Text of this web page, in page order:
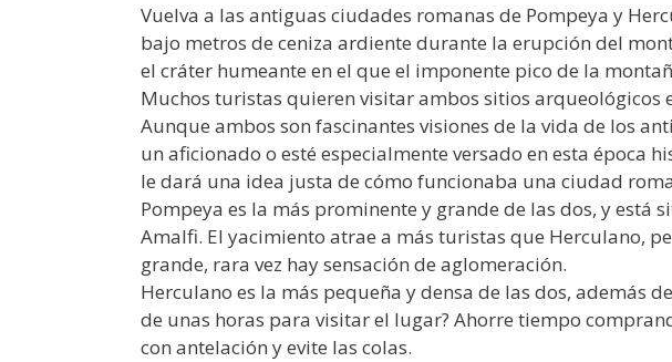
Vuelva a las antiguas ciudades romanas de Pompeya y
bajo metros de ceniza ardiente durante la erupción del
el cráter humeante en el que el imponente pico de la
Muchos turistas quieren visitar ambos sitios arqueológicos
Aunque ambos son fascinantes visiones de la vida de los
un aficionado o esté especialmente versado en esta época
le dará una idea justa de cómo funcionaba una ciudad
Pompeya es la más prominente y grande de las dos, y está
Amalfi. El yacimiento atrae a más turistas que Herculano,
grande, rara vez hay sensación de aglomeración.
Herculano es la más pequeña y densa de las dos, además
de unas horas para visitar el lugar? Ahorre tiempo
con antelación y evite las colas.